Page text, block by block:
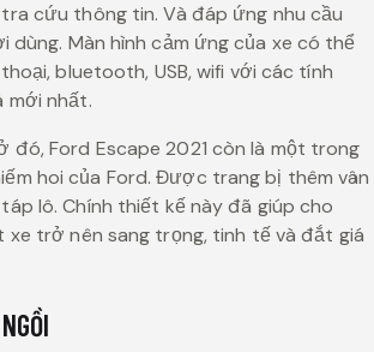
cứu thông tin. Và đáp ứng nhu cầu
dùng. Màn hình cảm ứng của xe có thể
bluetooth, USB, wifi với các tính
mới nhất.
đó, Ford Escape 2021 còn là một trong
hoi của Ford. Được trang bị thêm vân
lô. Chính thiết kế này đã giúp cho
xe trở nên sang trọng, tinh tế và đắt giá